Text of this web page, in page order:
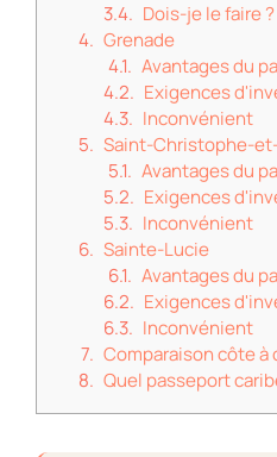
Dois-je le faire ?
Grenade
Avantages du
Exigences
Inconvénient
Saint-Christophe-
Avantages du
Exigences
Inconvénient
Sainte-Lucie
Avantages du
Exigences
Inconvénient
Comparaison côte à
Quel passeport